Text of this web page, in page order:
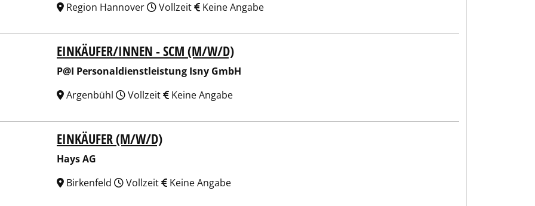
Region Hannover
Vollzeit Keine Angabe
Personaldienstleistung Isny GmbH
EINKÄUFER/INNEN - SCM (M/W/D)
P@I Personaldienstleistung Isny GmbH
Argenbühl
Vollzeit Keine Angabe
EINKÄUFER (M/W/D)
Hays AG
Birkenfeld
Vollzeit Keine Angabe